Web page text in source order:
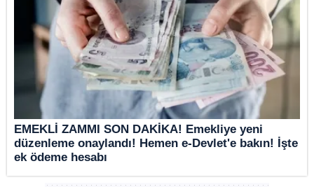
EMEKLİ ZAMMI SON DAKİKA! Emekliye yeni
düzenleme onaylandı! Hemen e-Devlet'e bakın! İşte
ek ödeme hesabı